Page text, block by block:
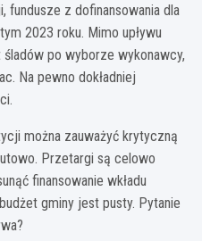
z dofinansowania dla
2023 roku. Mimo upływu
śladów po wyborze wykonawcy,
Na pewno dokładniej
można zauważyć krytyczną
Przetargi są celowo
finansowanie wkładu
gminy jest pusty. Pytanie